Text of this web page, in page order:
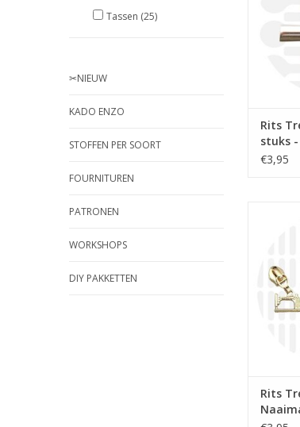
Tassen (25)
✂︎NIEUW
KADO ENZO
STOFFEN PER SOORT
FOURNITUREN
PATRONEN
WORKSHOPS
DIY PAKKETTEN
Rits
stuks
€3,95
Rits